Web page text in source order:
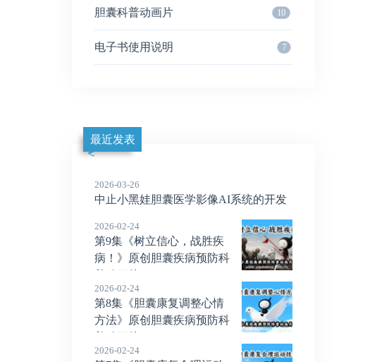
胆囊科普动画片 10
电子书使用说明 7
最近发表
2026-03-26
中止小黑娃胆囊医学影像AI系统的开发
2026-02-24
第9集《树立信心，战胜疾
病！》原创胆囊疾病预防科
2026-02-24
第8集《胆囊康复调整心情
方法》原创胆囊疾病预防科
2026-02-24